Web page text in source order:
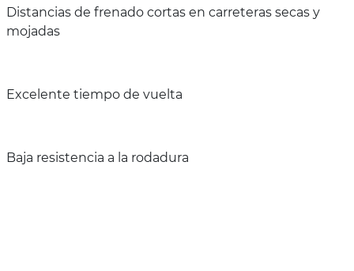
Distancias de frenado cortas en carreteras secas y
mojadas
Excelente tiempo de vuelta
Baja resistencia a la rodadura